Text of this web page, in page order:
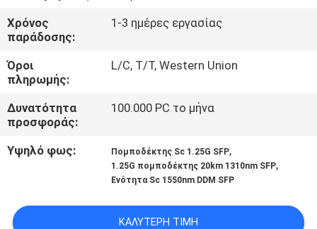
ΜΕ
ΕΙΔΉΣΕΙΣ
ΖΗΤΉΣΤΕ
ΈΝΑ
ΑΠΌΣΠΑΣΜΑ
Χρόνος
παράδοσης:
1-3 ημέρες εργασίας
Όροι
πληρωμής:
L/C, T/T, Western Union
Δυνατότητα
προσφοράς:
100.000 PC το μήνα
Υψηλό φως: Πομποδέκτης Sc 1.25G SFP,
1.25G πομποδέκτης 20km 1310nm SFP,
Ενότητα Sc 1550nm DDM SFP
ΚΑΛΎΤΕΡΗ ΤΙΜΉ